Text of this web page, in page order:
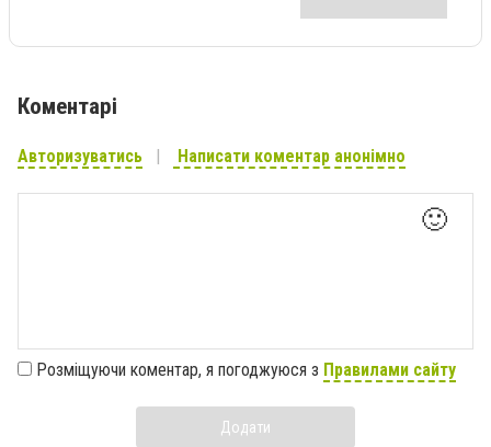
Коментарі
Авторизуватись Написати коментар анонімно
🙂
Розміщуючи коментар, я погоджуюся з Правилами сайту
Додати